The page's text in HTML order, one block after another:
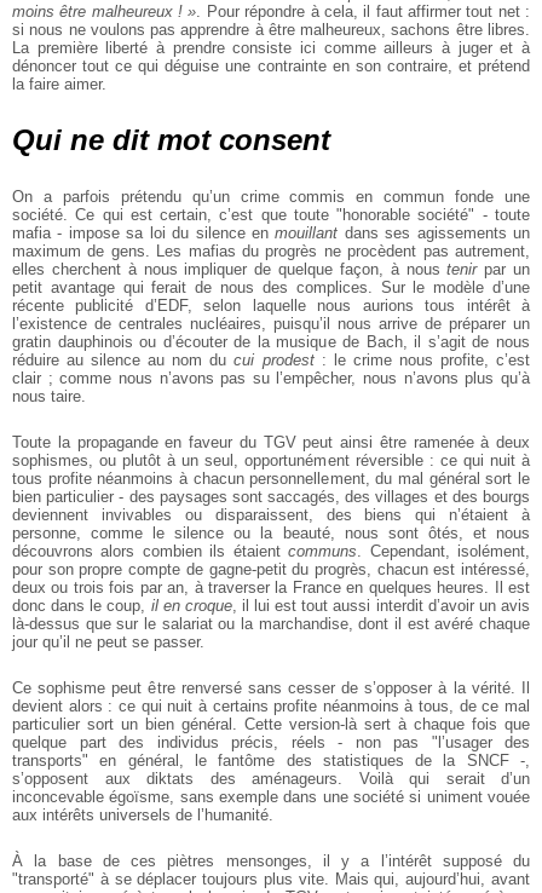
moins être malheureux ! » . Pour répondre à cela, il faut affirmer tout net :
si nous ne voulons pas apprendre à être malheureux, sachons être libres.
La première liberté à prendre consiste ici comme ailleurs à juger et à
dénoncer tout ce qui déguise une contrainte en son contraire, et prétend
la faire aimer.
Qui ne dit mot consent
On a parfois prétendu qu’un crime commis en commun fonde une
société. Ce qui est certain, c’est que toute "honorable société" - toute
mafia - impose sa loi du silence enmouillant dans ses agissements un
maximum de gens. Les mafias du progrès ne procèdent pas autrement,
elles cherchent à nous impliquer de quelque façon, à noustenirpar un
petit avantage qui ferait de nous des complices. Sur le modèle d’une
récente publicité d’EDF, selon laquelle nous aurions tous intérêt à
l’existence de centrales nucléaires, puisqu’il nous arrive de préparer un
gratin dauphinois ou d’écouter de la musique de Bach, il s’agit de nous
réduire au silence au nom ducui prodest: le crime nous profite, c’est
clair ; comme nous n’avons pas su l’empêcher, nous n’avons plus qu’à
nous taire.
Toute la propagande en faveur du TGV peut ainsi être ramenée à deux
sophismes, ou plutôt à un seul, opportunément réversible : ce qui nuit à
tous profite néanmoins à chacun personnellement, du mal général sort le
bien particulier - des paysages sont saccagés, des villages et des bourgs
deviennent invivables ou disparaissent, des biens qui n’étaient à
personne, comme le silence ou la beauté, nous sont ôtés, et nous
découvrons alors combien ils étaientcommuns . Cependant, isolément,
pour son propre compte de gagne-petit du progrès, chacun est intéressé,
deux ou trois fois par an, à traverser la France en quelques heures. Il est
donc dans le coup, il en croque, il lui est tout aussi interdit d’avoir un avis
là-dessus que sur le salariat ou la marchandise, dont il est avéré chaque
jour qu’il ne peut se passer.
Ce sophisme peut être renversé sans cesser de s’opposer à la vérité. Il
devient alors : ce qui nuit à certains profite néanmoins à tous, de ce mal
particulier sort un bien général. Cette version-là sert à chaque fois que
quelque part des individus précis, réels - non pas "l’usager des
transports" en général, le fantôme des statistiques de la SNCF -,
s’opposent aux diktats des aménageurs. Voilà qui serait d’un
inconcevable égoïsme, sans exemple dans une société si uniment vouée
aux intérêts universels de l’humanité.
À la base de ces piètres mensonges, il y a l’intérêt supposé du
"transporté" à se déplacer toujours plus vite. Mais qui, aujourd’hui, avant